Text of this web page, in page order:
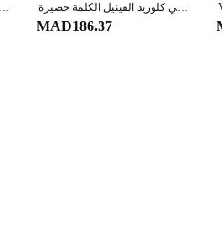
حصيرة كرسي دوار للمكتب ، حصيرة كرسي مكتب مضادة للانزلاق ، حصيرة كرسي ألعاب الكمبيوتر ، واقي أرضي تحت سجادة المكتب ، 90x140cm مكتب كرسي وسادة السجاد مقاوم للماء ومكافحة زلة الطابق حماية الكلمة حصيرة غير لاصقة ذاتية اللصق بولي كلوريد الفينيل الكلمة حصيرة
MAD186.37